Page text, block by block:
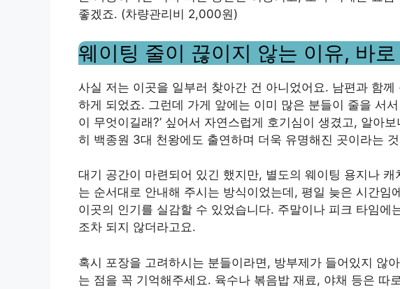
좋겠죠. (차량관리비 2,000원)
웨이팅 줄이 끊이지 않는 이유, 바
사실 저는 이곳을 일부러 찾아간 건 아니었어요. 남편과 함
하게 되었죠. 그런데 가게 앞에는 이미 많은 분들이 줄을 서
이 무엇이길래?’ 싶어서 자연스럽게 호기심이 생겼고, 알아
히 백종원 3대 천왕에도 출연하며 더욱 유명해진 곳이라는
대기 공간이 마련되어 있긴 했지만, 별도의 웨이팅 용지나
는 순서대로 안내해 주시는 방식이었는데, 평일 늦은 시간임
이곳의 인기를 실감할 수 있었습니다. 주말이나 피크 타임에
조차 되지 않더라고요.
혹시 포장을 고려하시는 분들이라면, 방부제가 들어있지 않
는 점을 꼭 기억해주세요. 육수나 볶음밥 재료, 야채 등은 따